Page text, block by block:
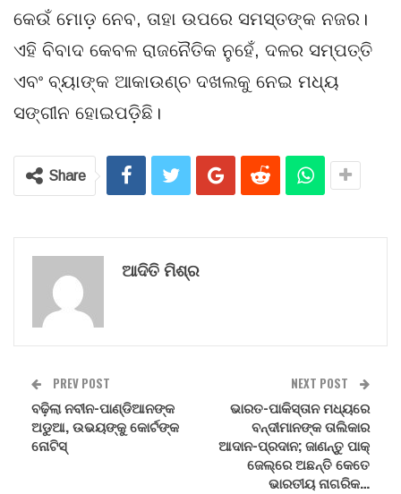
କେଉଁ ମୋଡ଼ ନେବ, ତାହା ଉପରେ ସମସ୍ତଙ୍କ ନଜର।
ଏହି ବିବାଦ କେବଳ ରାଜନୈତିକ ନୁହେଁ, ଦଳର ସମ୍ପତ୍ତି
ଏବଂ ବ୍ୟାଙ୍କ ଆକାଉଣ୍ଚ ଦଖଲକୁ ନେଇ ମଧ୍ୟ
ସଙ୍ଗୀନ ହୋଇପଡ଼ିଛି।
Share
ଆଦିତି ମିଶ୍ର
PREV POST
ବଢ଼ିଲା ନବୀନ-ପାଣ୍ଡିଆନଙ୍କ
ଅଡୁଆ, ଉଭୟଙ୍କୁ କୋର୍ଟଙ୍କ
ନୋଟିସ୍
NEXT POST
ଭାରତ-ପାକିସ୍ତାନ ମଧ୍ୟରେ
ବନ୍ଦୀମାନଙ୍କ ତାଲିକାର
ଆଦାନ-ପ୍ରଦାନ; ଜାଣନ୍ତୁ ପାକ୍
ଜେଲ୍‌ରେ ଅଛନ୍ତି କେତେ
ଭାରତୀୟ ନାଗରିକ…